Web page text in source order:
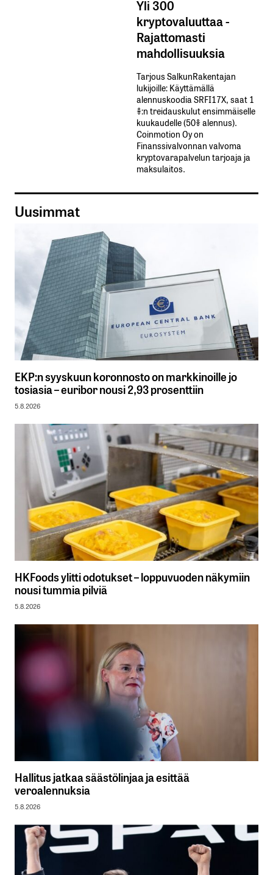
Yli 300
kryptovaluuttaa -
Rajattomasti
mahdollisuuksia
Tarjous SalkunRakentajan
lukijoille: Käyttämällä​ ​
alennuskoodia​ ​SRFI17X,​ ​saat​ ​1
%:n treidauskulut​ ​ensimmäiselle​ ​
kuukaudelle​ ​(50%​ ​alennus).
Coinmotion Oy on
Finanssivalvonnan valvoma
kryptovarapalvelun tarjoaja ja
maksulaitos.
Uusimmat
EKP:n syyskuun koronnosto on markkinoille jo
tosiasia – euribor nousi 2,93 prosenttiin
5.8.2026
HKFoods ylitti odotukset – loppuvuoden näkymiin
nousi tummia pilviä
5.8.2026
Hallitus jatkaa säästölinjaa ja esittää
veroalennuksia
5.8.2026